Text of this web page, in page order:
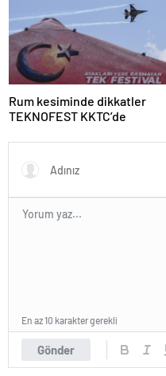
Rum kesiminde dikkatler
TEKNOFEST KKTC’de
Gönder
En az 10 karakter gerekli